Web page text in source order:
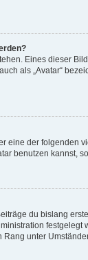
Eines dieser
als „Avatar“
eine der
benutzen kannst,
du bislang
unter